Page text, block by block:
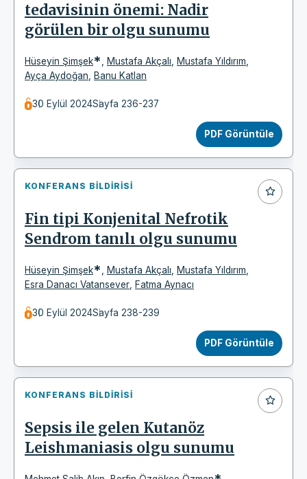
tedavisinin önemi: Nadir
görülen bir olgu sunumu
Hüseyin Şimşek* Mustafa Akçalı Mustafa Yıldırım
Ayça Aydoğan
Banu Katlan
30 Eylül 2024Sayfa 236-237
PDF Görüntüle
KONFERANS BILDIRISI
Fin tipi Konjenital Nefrotik
Sendrom tanılı olgu sunumu
Hüseyin Şimşek* Mustafa Akçalı Mustafa Yıldırım
Esra Danacı Vatansever
Fatma Aynacı
30 Eylül 2024Sayfa 238-239
PDF Görüntüle
KONFERANS BILDIRISI
Sepsis ile gelen Kutanöz
Leishmaniasis olgu sunumu